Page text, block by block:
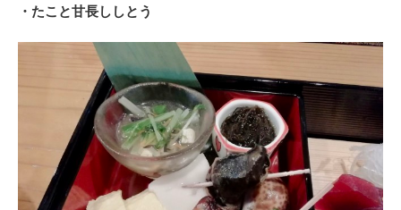
・たこと甘長ししとう